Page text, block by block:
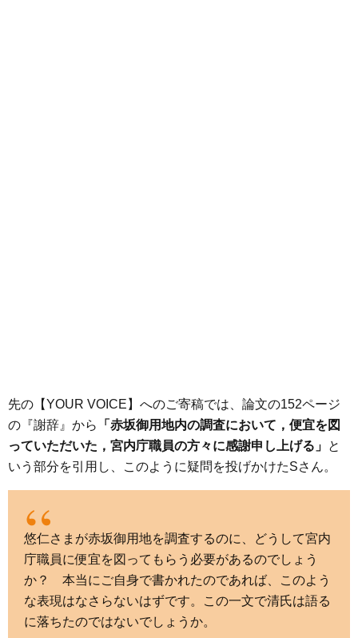
先の【YOUR VOICE】へのご寄稿では、論文の152ページ
の『謝辞』から
「赤坂御用地内の調査において，便宜を図
っていただいた，宮内庁職員の方々に感謝申し上げる」 と
いう部分を引用し、このように疑問を投げかけたSさん。
悠仁さまが赤坂御用地を調査するのに、どうして宮内
庁職員に便宜を図ってもらう必要があるのでしょう
か？ 本当にご自身で書かれたのであれば、このよう
な表現はなさらないはずです。この一文で清氏は語る
に落ちたのではないでしょうか。